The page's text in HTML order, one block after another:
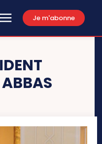
Je m'abonne